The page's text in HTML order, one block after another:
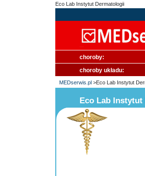
Eco Lab Instytut Dermatologii
choroby:
choroby układu:
MEDserwis.pl >Eco Lab Instytut
Eco Lab